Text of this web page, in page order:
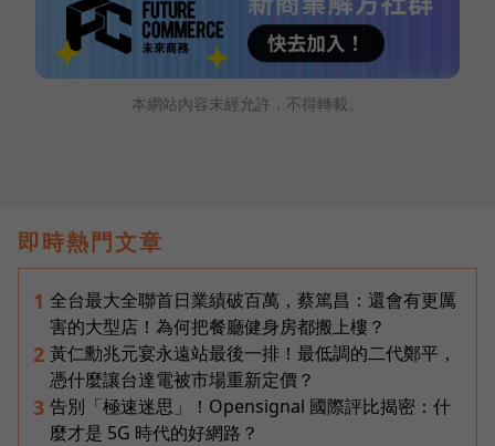
本網站內容未經允許，不得轉載。
即時熱門文章
1 全台最大全聯首日業績破百萬，蔡篤昌：還會有更厲
害的大型店！為何把餐廳健身房都搬上樓？
2 黃仁勳兆元宴永遠站最後一排！最低調的二代鄭平，
憑什麼讓台達電被市場重新定價？
3 告別「極速迷思」！Opensignal 國際評比揭密：什
麼才是 5G 時代的好網路？